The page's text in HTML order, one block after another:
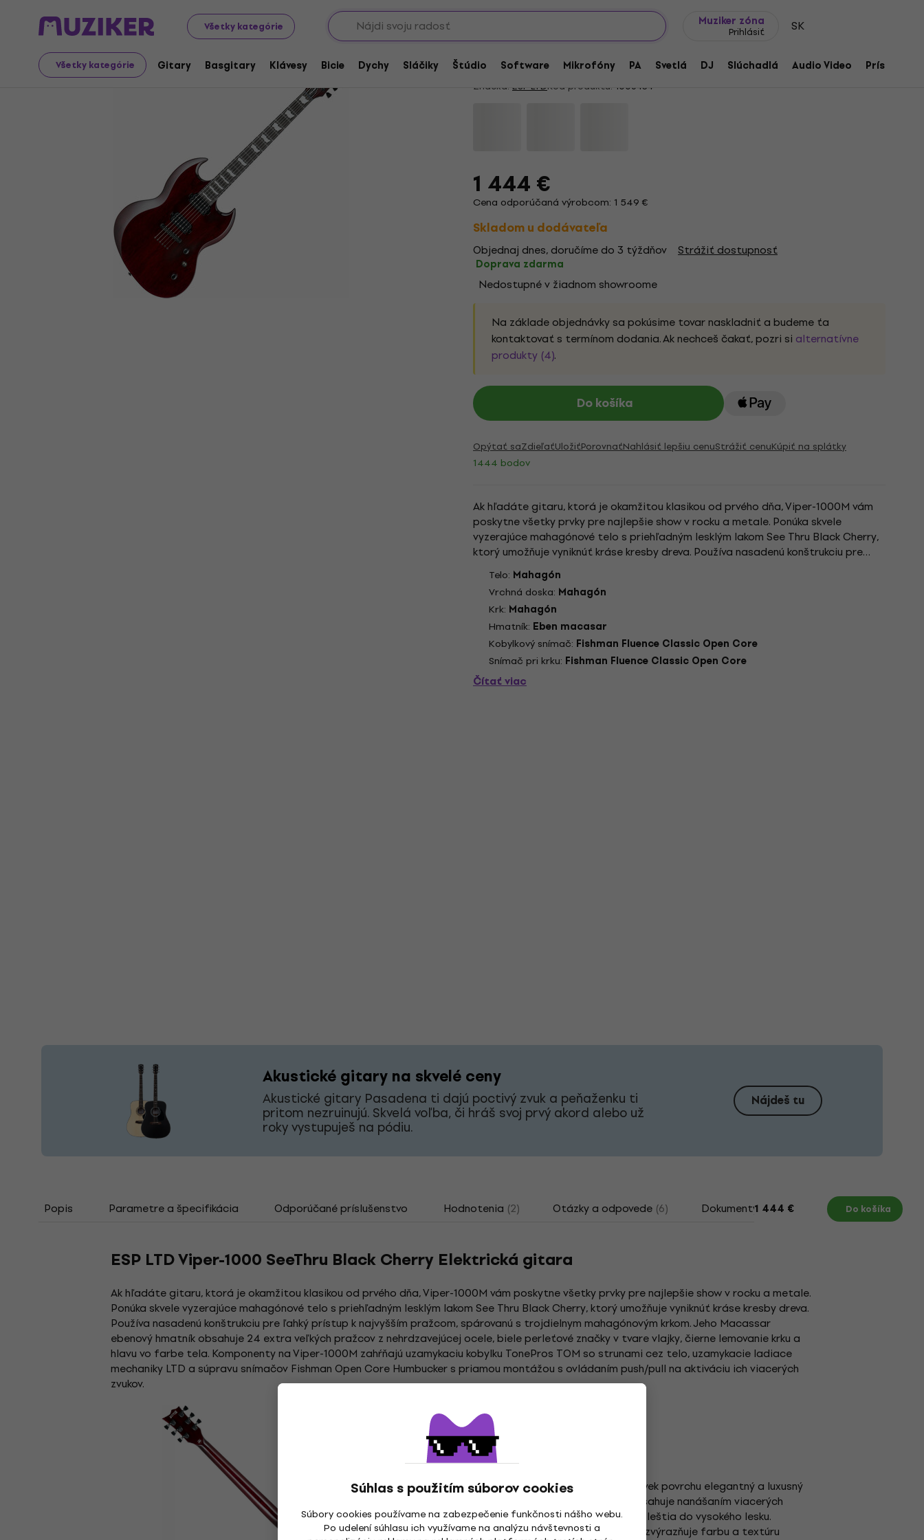
Všetky kategórie
Muziker zóna
Prihlásiť SK
Všetky kategórie Gitary Basgitary Klávesy Bicie Dychy Sláčiky Štúdio Software Mikrofóny PA Svetlá DJ Slúchadlá Audio Video
Súhlas s použitím súborov cookies
Súbory cookies používame na zabezpečenie funkčnosti nášho webu.
Po udelení súhlasu ich využívame na analýzu návštevnosti a
Hudobné nástroje Gitary Elektrické gitary Doublecut
ESP LTD Viper-1000 SeeThru Black Cherry Elektrická gitara
4,5 /5 2 x hodnotené
Značka: ESP LTDKód produktu: 1006434
1 444 €
Cena odporúčaná výrobcom: 1 549 €
Skladom u dodávateľa
Objednaj dnes, doručíme do 3 týždňov Strážiť dostupnosť
Doprava zdarma
Nedostupné v žiadnom showroome
Na základe objednávky sa pokúsime tovar naskladniť a budeme ťa
kontaktovať s termínom dodania. Ak nechceš čakať, pozri si alternatívne
produkty (4).
Do košíka
Opýtať saZdieľaťUložiťPorovnaťNahlásiť lepšiu cenuStrážiť cenuKúpiť na splátky
1444 bodov
Ak hľadáte gitaru, ktorá je okamžitou klasikou od prvého dňa, Viper-1000M vám
poskytne všetky prvky pre najlepšie show v rocku a metale. Ponúka skvele
vyzerajúce mahagónové telo s priehľadným lesklým lakom See Thru Black Cherry,
ktorý umožňuje vyniknúť kráse kresby dreva. Používa nasadenú konštrukciu pre
ľahký prístup k najvyšším pražcom,...
Telo: Mahagón
Vrchná doska: Mahagón
Krk: Mahagón
Hmatník: Eben macasar
Kobylkový snímač: Fishman Fluence Classic Open Core
Snímač pri krku: Fishman Fluence Classic Open Core
Čítať viac
Akustické gitary na skvelé ceny
Akustické gitary Pasadena ti dajú poctivý zvuk a peňaženku ti
pritom nezruinujú. Skvelá voľba, či hráš svoj prvý akord alebo už
roky vystupuješ na pódiu.
Nájdeš tu
Popis Parametre a špecifikácia Odporúčané príslušenstvo Hodnotenia (2) Otázky a odpovede (6) Dokumenty Ako vybrať elektrickú
1 444 € Do košíka
ESP LTD Viper-1000 SeeThru Black Cherry Elektrická gitara
Ak hľadáte gitaru, ktorá je okamžitou klasikou od prvého dňa, Viper-1000M vám poskytne všetky prvky pre najlepšie show v rocku a metale.
Ponúka skvele vyzerajúce mahagónové telo s priehľadným lesklým lakom See Thru Black Cherry, ktorý umožňuje vyniknúť kráse kresby dreva.
Používa nasadenú konštrukciu pre ľahký prístup k najvyšším pražcom, spárovanú s trojdielnym mahagónovým krkom. Jeho Macassar
ebenový hmatník obsahuje 24 extra veľkých pražcov z nehrdzavejúcej ocele, biele perleťové značky v tvare vlajky, čierne lemovanie krku a
hlavu vo farbe tela. Komponenty na Viper-1000M zahŕňajú uzamykaciu kobylku TonePros TOM so strunami cez telo, uzamykacie ladiace
mechaniky LTD a súpravu snímačov Fishman Open Core Humbucker s priamou montážou s ovládaním push/pull na aktiváciu ich viacerých
zvukov.
Povrchová úprava:
Lesklá povrchová úprava dodáva akémukoľvek povrchu elegantný a luxusný
vzhľad. Tento typ povrchovej úpravy sa dosahuje nanášaním viacerých
vrstiev laku alebo živice, ktoré sa následne leštia do vysokého lesku.
Výsledkom je hladký, reflexný povrch, ktorý zvýrazňuje farbu a textúru